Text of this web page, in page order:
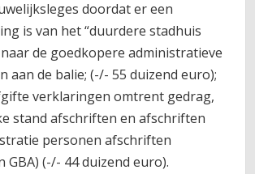
doordat er een
is van het “duurdere stadhuis
de goedkopere administratieve
aan de balie; (-/- 55 duizend euro);
verklaringen omtrent gedrag,
stand afschriften en afschriften
personen afschriften
GBA) (-/- 44 duizend euro).